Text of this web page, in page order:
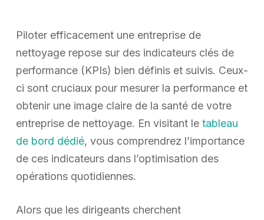
Piloter efficacement une entreprise de
nettoyage repose sur des indicateurs clés de
performance (KPIs) bien définis et suivis. Ceux-
ci sont cruciaux pour mesurer la performance et
obtenir une image claire de la santé de votre
entreprise de nettoyage. En visitant le tableau
de bord dédié, vous comprendrez l’importance
de ces indicateurs dans l’optimisation des
opérations quotidiennes.
Alors que les dirigeants cherchent